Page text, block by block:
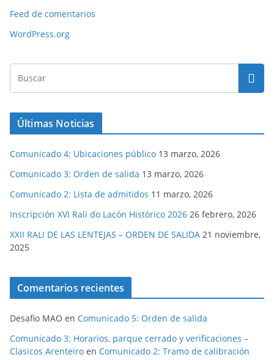
Feed de comentarios
WordPress.org
Últimas Noticias
Comunicado 4: Ubicaciones público 13 marzo, 2026
Comunicado 3: Orden de salida 13 marzo, 2026
Comunicado 2: Lista de admitidos 11 marzo, 2026
Inscripción XVI Rali do Lacón Histórico 2026 26 febrero, 2026
XXII RALI DE LAS LENTEJAS – ORDEN DE SALIDA 21 noviembre,
2025
Comentarios recientes
Desafio MAO en Comunicado 5: Orden de salida
Comunicado 3: Horarios, parque cerrado y verificaciones –
Clasicos Arenteiro en Comunicado 2: Tramo de calibración